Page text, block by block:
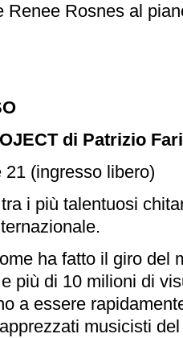
Renee Rosnes al
di Patrizio
(ingresso libero)
i più talentuosi
ha fatto il giro del
più di 10 milioni di
a essere
musicisti